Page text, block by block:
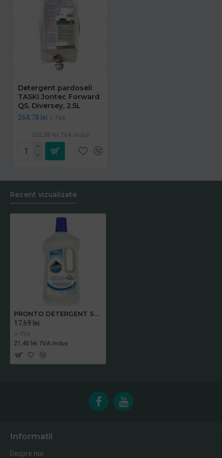
Detergent pardoseli
TASKI Jontec Forward
QS, Diversey, 2.5L
264,78 lei + TVA
320,38 lei TVA inclus
Recent vizualizate
PRONTO DETERGENT SUPRAFETE 750 ML
17,69 lei
+ TVA
21,40 lei TVA inclus
Informatii
Despre noi